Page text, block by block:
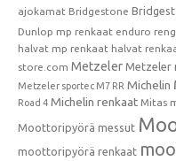
ajokamat Bridgestone
Dunlop mp renkaat enduro
halvat mp renkaat halvat
store.com Metzeler Metzeler
Metzeler sportec M7 RR Michelin
Road 4 Michelin renkaat Mitas
Moottoripyörä messut
moottoripyörä renkaat